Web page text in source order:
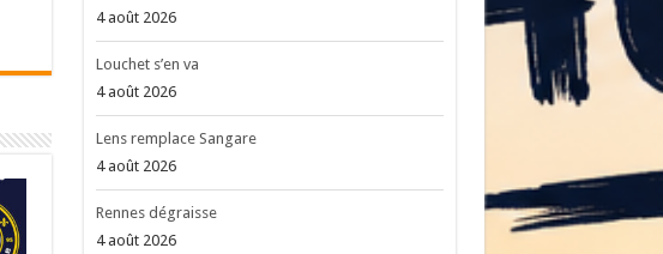
4 août 2026
Louchet s’en va
4 août 2026
Lens remplace Sangare
4 août 2026
Rennes dégraisse
4 août 2026